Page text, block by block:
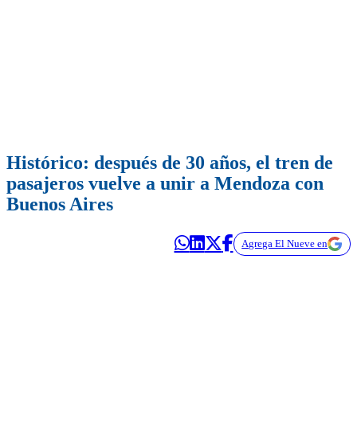
Histórico: después de 30 años, el tren de
pasajeros vuelve a unir a Mendoza con
Buenos Aires
Agrega El Nueve en